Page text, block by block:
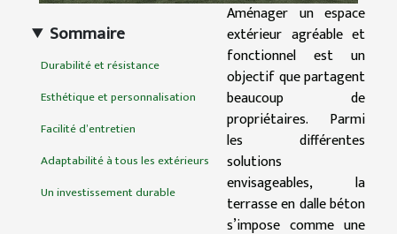
Sommaire
Durabilité et résistance
Esthétique et personnalisation
Facilité d’entretien
Adaptabilité à tous les extérieurs
Un investissement durable
Aménager un espace
extérieur agréable et
fonctionnel est un
objectif que partagent
beaucoup de
propriétaires. Parmi
les différentes
solutions
envisageables, la
terrasse en dalle béton
s’impose comme une